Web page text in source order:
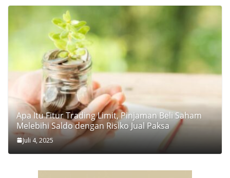
Apa Itu Fitur Trading Limit, Pinjaman Beli Saham
Melebihi Saldo dengan Risiko Jual Paksa
Juli 4, 2025